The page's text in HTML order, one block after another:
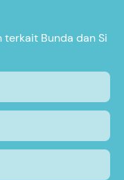
Bunda dan Si